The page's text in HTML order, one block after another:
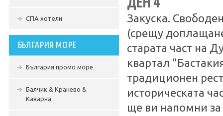
СПА хотели
БЪЛГАРИЯ МОРЕ
България промо море
Балчик & Кранево &
Каварна
Закуска.
(срещу
старата част на
квартал
традиционен
историческата
ще ви напомни за